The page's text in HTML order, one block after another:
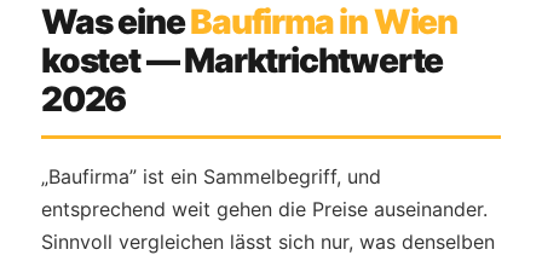
Was eineBaufirma in Wien
kostet — Marktrichtwerte
2026
„Baufirma” ist ein Sammelbegriff, und
entsprechend weit gehen die Preise auseinander.
Sinnvoll vergleichen lässt sich nur, was denselben